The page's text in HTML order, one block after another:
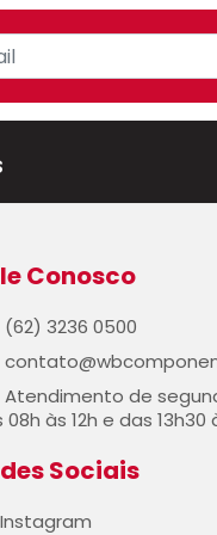
Conosco
(62) 3236 0500
Atendimento de
08h às 12h e das 13h30
Sociais
Instagram